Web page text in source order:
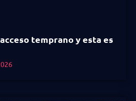
temprano y esta es